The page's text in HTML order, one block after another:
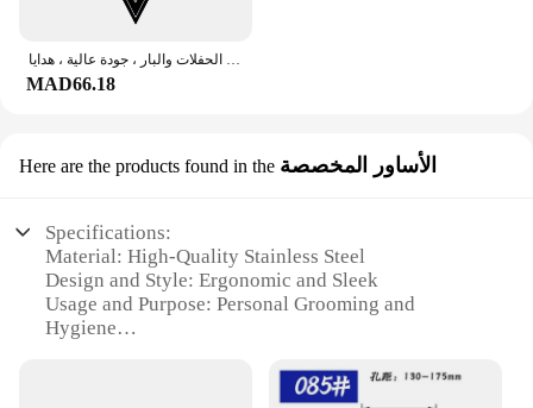
MAD66.18
Here are the products found in the الأساور المخصصة
Specifications:
Material: High-Quality Stainless Steel
Design and Style: Ergonomic and Sleek
Usage and Purpose: Personal Grooming and
Hygiene
Performance and Property: Durable and Efficient
Parts and Accessories: Comes with a